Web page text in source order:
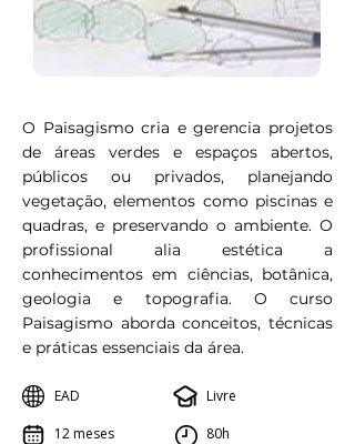
O Paisagismo cria e gerencia projetos
de áreas verdes e espaços abertos,
públicos ou privados, planejando
vegetação, elementos como piscinas e
quadras, e preservando o ambiente. O
profissional alia estética a
conhecimentos em ciências, botânica,
geologia e topografia. O curso
Paisagismo aborda conceitos, técnicas
e práticas essenciais da área.
EAD
12 meses
Livre
80h